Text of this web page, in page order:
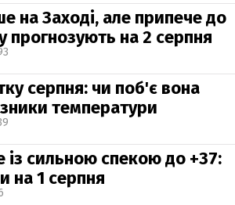
на Заході, але припече до
прогнозують на 2 серпня
серпня: чи поб'є вона
температури
із сильною спекою до +37:
на 1 серпня